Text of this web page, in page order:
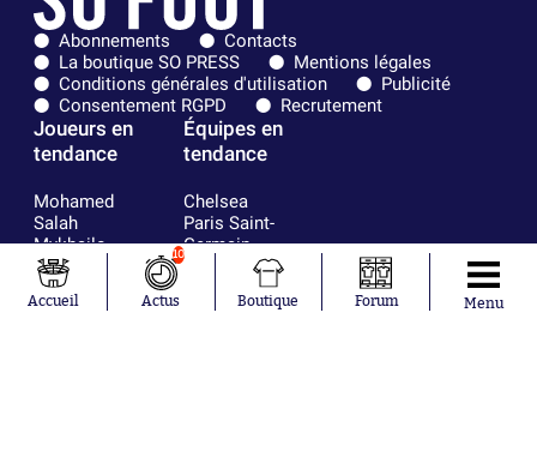
Abonnements
Contacts
La boutique SO PRESS
Mentions légales
Conditions générales d'utilisation
Publicité
Consentement RGPD
Recrutement
Joueurs en
tendance
Mohamed
Salah
Mykhailo
Mudryk
Neymar
Khalis Merah
Équipes en
tendance
Chelsea
Paris Saint-
Germain
Bordeaux
Olympique
lyonnais
Accueil
10
Actus Boutique Forum Menu